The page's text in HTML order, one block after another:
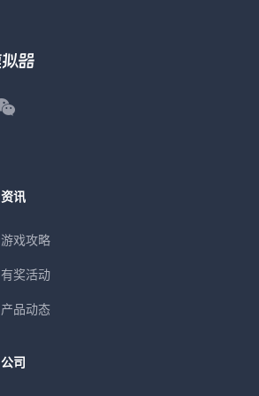
资讯
游戏攻略
有奖活动
产品动态
公司